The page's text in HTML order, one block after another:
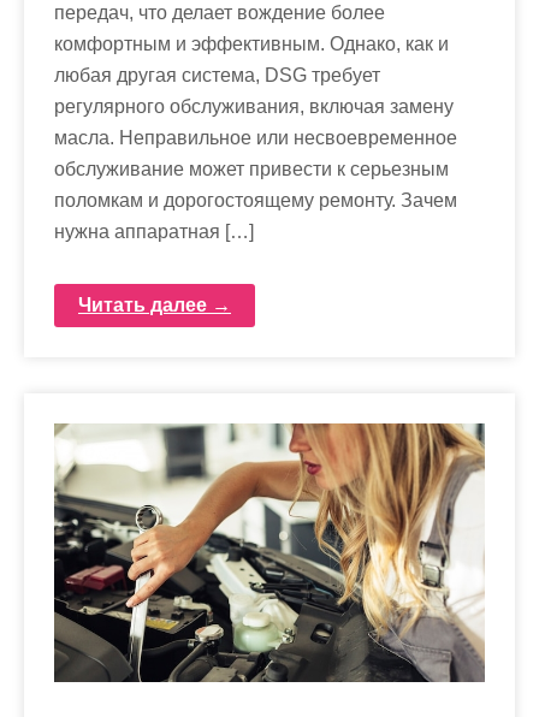
передач, что делает вождение более
комфортным и эффективным. Однако, как и
любая другая система, DSG требует
регулярного обслуживания, включая замену
масла. Неправильное или несвоевременное
обслуживание может привести к серьезным
поломкам и дорогостоящему ремонту. Зачем
нужна аппаратная […]
Читать далее →